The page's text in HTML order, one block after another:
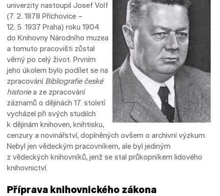
univerzity nastoupil Josef Volf
(7. 2. 1878 Příchovice –
12. 5. 1937 Praha) roku 1904
do Knihovny Národního muzea
a tomuto pracovišti zůstal
věrný po celý život. Prvním
jeho úkolem bylo podílet se na
zpracování Bibliografie české
historiea ze zpracování
záznamů o dějinách 17. století
vycházel při svých studiích
k dějinám knihoven, knihtisku,
cenzury a novinářství, doplněných ovšem o archivní výzkum.
Nebyl jen vědeckým pracovníkem, ale byl jediným
z vědeckých knihovníků, jenž se stal průkopníkem lidového
knihovnictví.
Příprava knihovnického zákona